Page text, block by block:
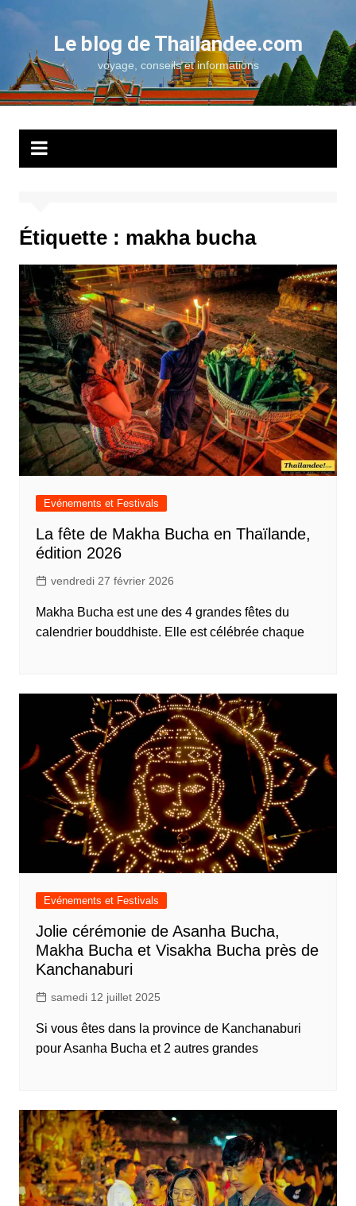
Aller
contenu
Le blog de Thailandee.com
voyage, conseils et informations
Étiquette : makha bucha
Evénements et Festivals
La fête de Makha Bucha en Thaïlande,
édition 2026
vendredi 27 février 2026
Makha Bucha est une des 4 grandes fêtes du
calendrier bouddhiste. Elle est célébrée chaque
Evénements et Festivals
Jolie cérémonie de Asanha Bucha,
Makha Bucha et Visakha Bucha près de
Kanchanaburi
samedi 12 juillet 2025
Si vous êtes dans la province de Kanchanaburi
pour Asanha Bucha et 2 autres grandes